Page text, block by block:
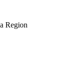
Region